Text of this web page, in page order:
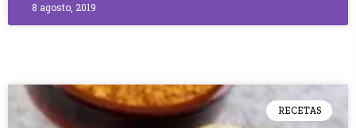
8 agosto, 2019
RECETAS